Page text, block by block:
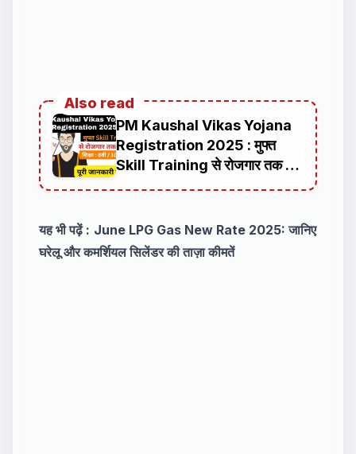
Also read
PM Kaushal Vikas Yojana
Registration 2025 : मुफ्त
Skill Training से रोजगार तक का
यह भी पढ़ें : June LPG Gas New Rate 2025: जानिए
घरेलू और कमर्शियल सिलेंडर की ताज़ा कीमतें